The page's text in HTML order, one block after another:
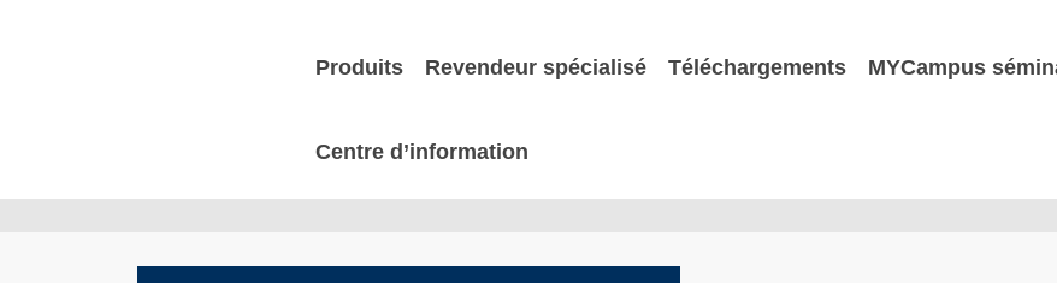
Produits Revendeur spécialisé Téléchargements MYCampus
Centre d’information